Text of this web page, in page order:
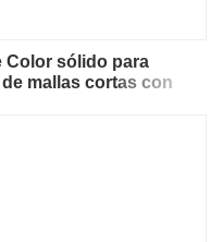
Color sólido para
mallas cortas con
atlético, 2 piezas